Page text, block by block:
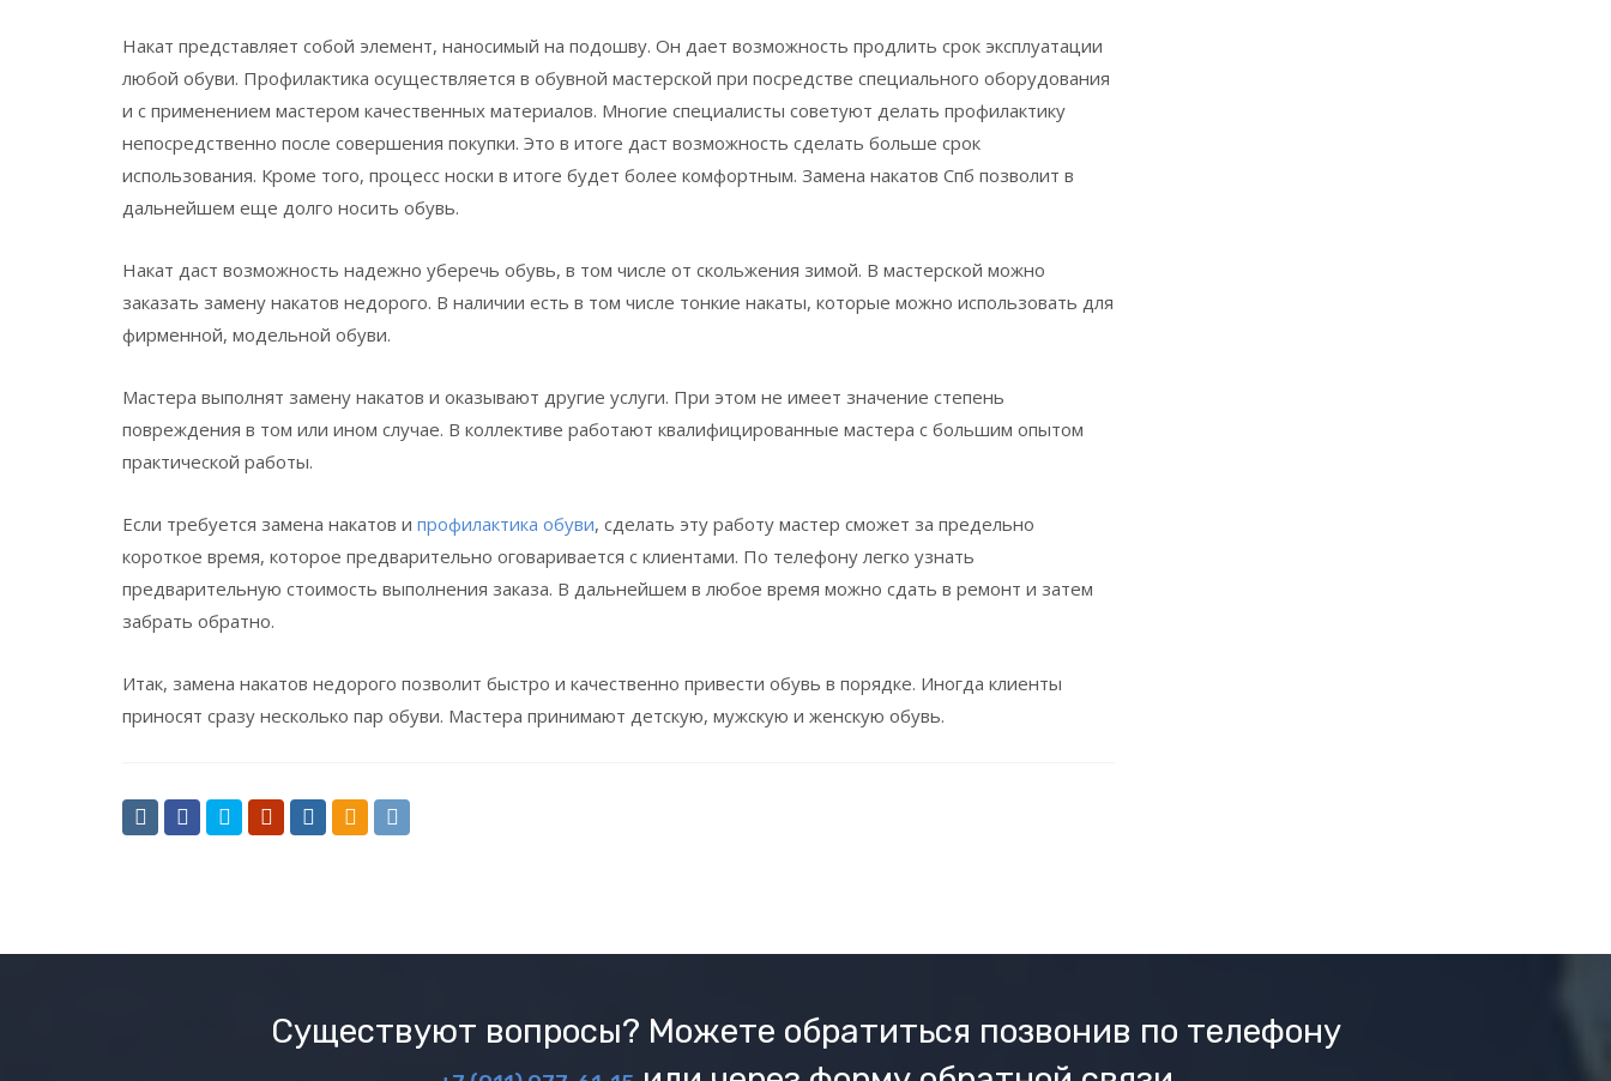
Накат представляет собой элемент, наносимый на подошву. Он дает возможность продлить срок эксплуатации
любой обуви. Профилактика осуществляется в обувной мастерской при посредстве специального оборудования
и с применением мастером качественных материалов. Многие специалисты советуют делать профилактику
непосредственно после совершения покупки. Это в итоге даст возможность сделать больше срок
использования. Кроме того, процесс носки в итоге будет более комфортным. Замена накатов Спб позволит в
дальнейшем еще долго носить обувь.
Накат даст возможность надежно уберечь обувь, в том числе от скольжения зимой. В мастерской можно
заказать замену накатов недорого. В наличии есть в том числе тонкие накаты, которые можно использовать для
фирменной, модельной обуви.
Мастера выполнят замену накатов и оказывают другие услуги. При этом не имеет значение степень
повреждения в том или ином случае. В коллективе работают квалифицированные мастера с большим опытом
практической работы.
Если требуется замена накатов и профилактика обуви, сделать эту работу мастер сможет за предельно
короткое время, которое предварительно оговаривается с клиентами. По телефону легко узнать
предварительную стоимость выполнения заказа. В дальнейшем в любое время можно сдать в ремонт и затем
забрать обратно.
Итак, замена накатов недорого позволит быстро и качественно привести обувь в порядке. Иногда клиенты
приносят сразу несколько пар обуви. Мастера принимают детскую, мужскую и женскую обувь.
Существуют вопросы? Можете обратиться позвонив по телефону